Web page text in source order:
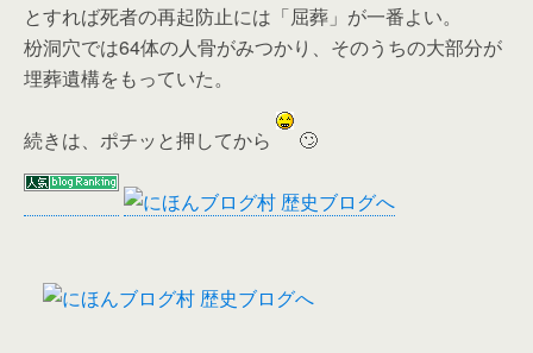
とすれば死者の再起防止には「屈葬」が一番よい。
枌洞穴では64体の人骨がみつかり、そのうちの大部分が
埋葬遺構をもっていた。
続きは、ポチッと押してから 🙄